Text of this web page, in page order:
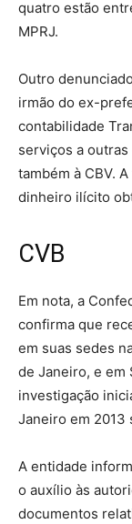
quatro estão
MPRJ.
Outro
irmão do ex-
contabilidade
serviços a
também à CBV.
dinheiro ilícito
CVB
Em nota, a
confirma que
em suas sedes
de Janeiro, e em
investigação
Janeiro em 2013
A entidade
o auxílio às
documentos